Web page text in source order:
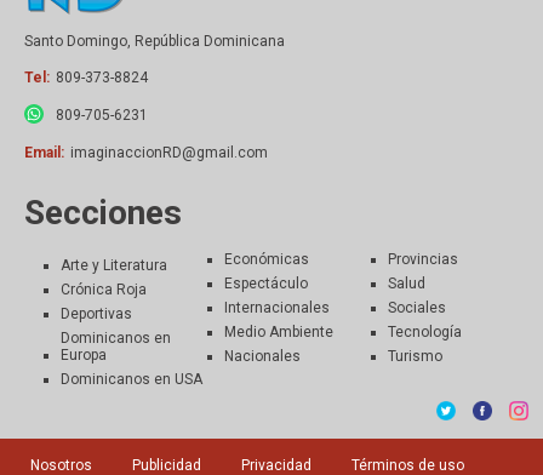
Santo Domingo, República Dominicana
Tel: 809-373-8824
809-705-6231
Email: imaginaccionRD@gmail.com
Secciones
Arte y Literatura
Crónica Roja
Deportivas
Dominicanos en
Europa
Dominicanos en USA
Económicas
Espectáculo
Internacionales
Medio Ambiente
Nacionales
Provincias
Salud
Sociales
Tecnología
Turismo
Nosotros Publicidad Privacidad
Términos de uso